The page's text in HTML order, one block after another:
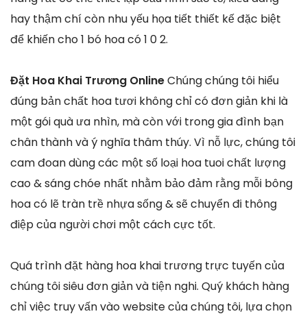
hay thậm chí còn nhu yếu họa tiết thiết kế đặc biệt
để khiến cho 1 bó hoa có 1 0 2.
Đặt Hoa Khai Trương OnlineChúng chúng tôi hiểu
đúng bản chất hoa tươi không chỉ có đơn giản khi là
một gói quà ưa nhìn, mà còn với trong gia đình bạn
chân thành và ý nghĩa thâm thúy. Vì nỗ lực, chúng tôi
cam đoan dùng các một số loại hoa tuoi chất lượng
cao & sáng chóe nhất nhằm bảo đảm rằng mỗi bông
hoa có lẽ tràn trề nhựa sống & sẽ chuyển đi thông
điệp của người chơi một cách cực tốt.
Quá trình đặt hàng hoa khai trương trực tuyến của
chúng tôi siêu đơn giản và tiện nghi. Quý khách hàng
chỉ việc truy vấn vào website của chúng tôi, lựa chọn